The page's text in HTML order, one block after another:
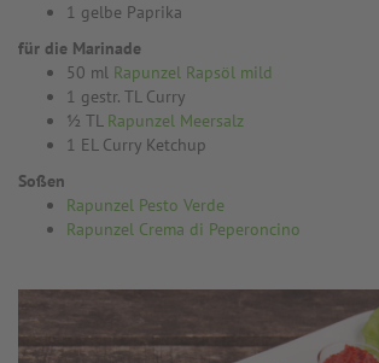
1 gelbe Paprika
für die Marinade
50 ml Rapunzel Rapsöl mild
1 gestr. TL Curry
½ TL Rapunzel Meersalz
1 EL Curry Ketchup
Soßen
Rapunzel Pesto Verde
Rapunzel Crema di Peperoncino